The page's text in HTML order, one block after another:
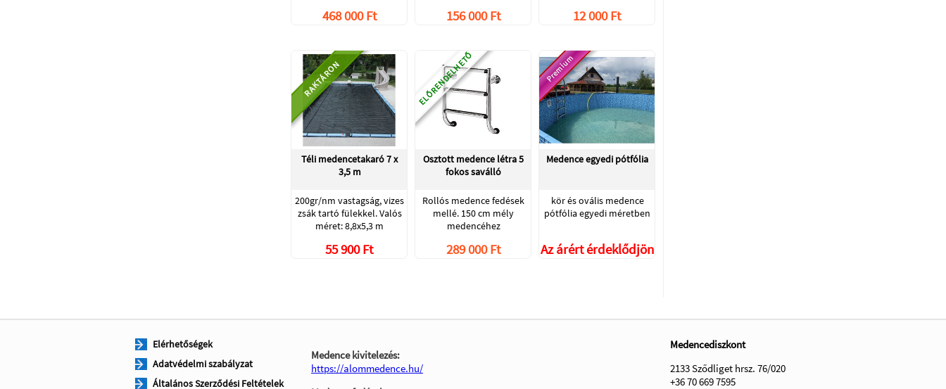
468 000 Ft 156 000 Ft 12 000 Ft
RAKTÁRON
Téli medencetakaró 7 x
3,5 m
200gr/nm vastagság, vizes
zsák tartó fülekkel. Valós
méret: 8,8x5,3 m
55 900 Ft
ELŐRENDELHETŐ
Osztott medence létra 5
fokos saválló
Rollós medence fedések
mellé. 150 cm mély
medencéhez
289 000 Ft
Premium
Medence egyedi pótfólia
kör és ovális medence
pótfólia egyedi méretben
Az árért érdeklődjön
Elérhetőségek
Adatvédelmi szabályzat
Általános Szerződési Feltételek
Medence kivitelezés:
https://alommedence.hu/
Medencediszkont
2133 Sződliget hrsz. 76/020
+36 70 669 7595